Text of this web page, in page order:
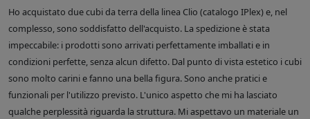
Ho acquistato due cubi da terra della linea Clio (catalogo IPlex) e, nel
complesso, sono soddisfatto dell'acquisto. La spedizione è stata
impeccabile: i prodotti sono arrivati perfettamente imballati e in
condizioni perfette, senza alcun difetto. Dal punto di vista estetico i cubi
sono molto carini e fanno una bella figura. Sono anche pratici e
funzionali per l'utilizzo previsto. L'unico aspetto che mi ha lasciato
qualche perplessità riguarda la struttura. Mi aspettavo un materiale un